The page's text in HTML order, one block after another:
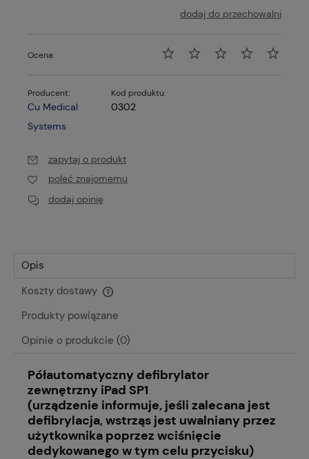
dodaj do przechowalni
Ocena:
Producent:
Cu Medical
Systems
Kod produktu:
0302
zapytaj o produkt
poleć znajomemu
dodaj opinię
Opis
Koszty dostawy
Cena nie zawiera ewentualnych kosztów płatności
Produkty powiązane
Opinie o produkcie (0)
Półautomatyczny defibrylator
zewnętrzny iPad SP1
(urządzenie informuje, jeśli zalecana jest
defibrylacja, wstrząs jest uwalniany przez
użytkownika poprzez wciśnięcie
dedykowanego w tym celu przycisku)